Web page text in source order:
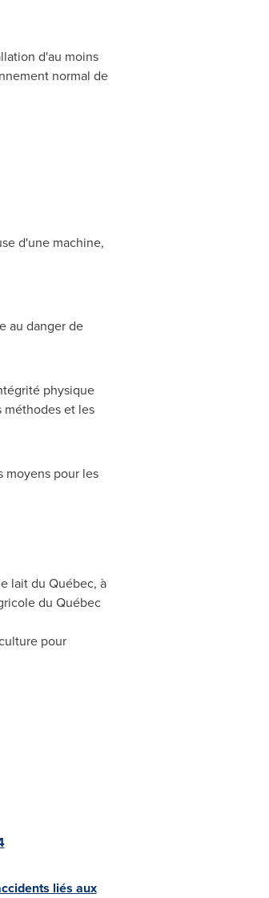
d'au moins
normal de
d'une machine,
au danger de
physique
méthodes et les
moyens pour les
lait du Québec, à
du Québec
pour
liés aux